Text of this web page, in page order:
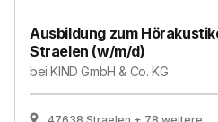
Ausbildung zum
Straelen (w/m/d)
beiKIND GmbH & Co. KG